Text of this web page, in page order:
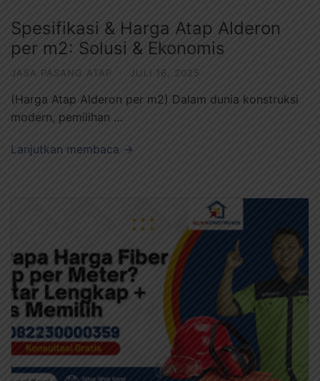
Spesifikasi & Harga Atap Alderon
per m2: Solusi & Ekonomis
JASA PASANG ATAP · JULI 16, 2025
(Harga Atap Alderon per m2) Dalam dunia konstruksi
modern, pemilihan …
Lanjutkan membaca →